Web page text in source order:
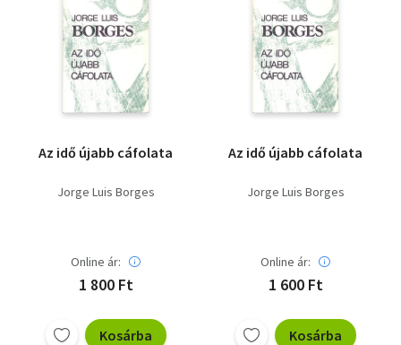
Az idő újabb cáfolata
Jorge Luis Borges
Online ár:
1 800 Ft
Kosárba
Az idő újabb cáfolata
Jorge Luis Borges
Online ár:
1 600 Ft
Kosárba